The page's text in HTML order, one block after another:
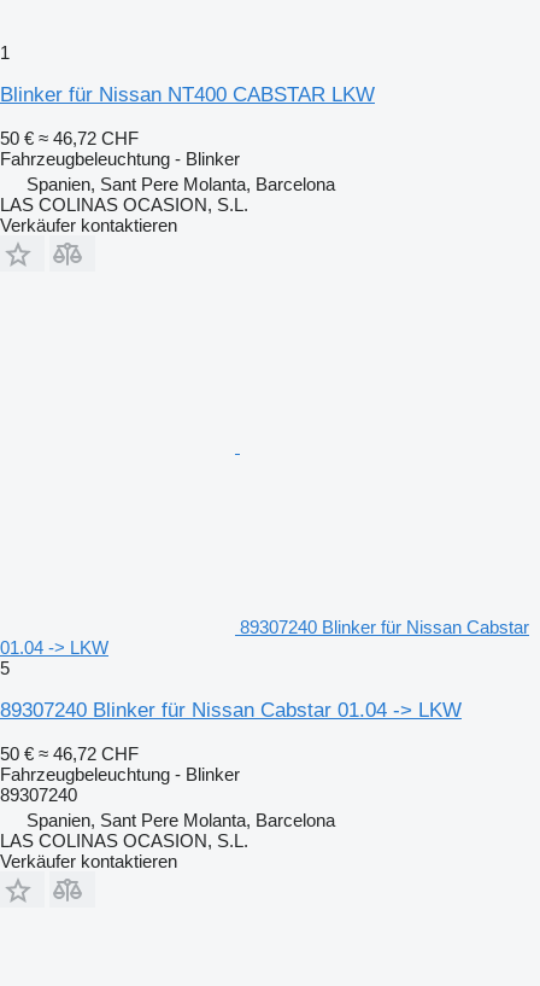
1
Blinker für Nissan NT400 CABSTAR LKW
50 € ≈ 46,72 CHF
Fahrzeugbeleuchtung - Blinker
Spanien, Sant Pere Molanta, Barcelona
LAS COLINAS OCASION, S.L.
Verkäufer kontaktieren
89307240 Blinker für Nissan Cabstar
01.04 -> LKW
5
89307240 Blinker für Nissan Cabstar 01.04 -> LKW
50 € ≈ 46,72 CHF
Fahrzeugbeleuchtung - Blinker
89307240
Spanien, Sant Pere Molanta, Barcelona
LAS COLINAS OCASION, S.L.
Verkäufer kontaktieren